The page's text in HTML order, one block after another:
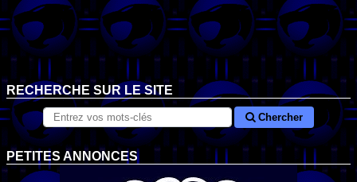
RECHERCHE SUR LE SITE
Chercher
PETITES ANNONCES